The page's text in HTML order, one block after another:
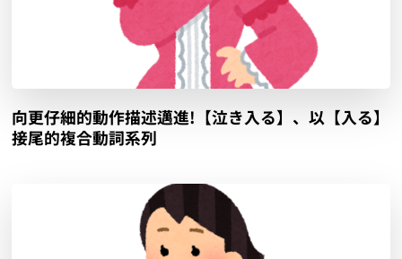
向更仔細的動作描述邁進!【泣き入る】、以【入る】
接尾的複合動詞系列